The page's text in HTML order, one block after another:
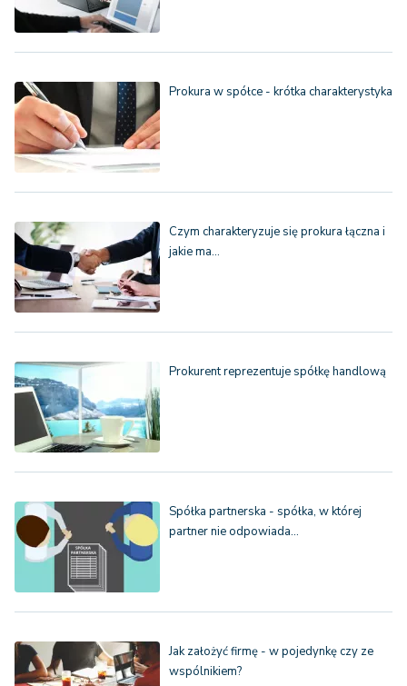
Prokura w spółce - krótka charakterystyka
Czym charakteryzuje się prokura łączna i
jakie ma…
Prokurent reprezentuje spółkę handlową
Spółka partnerska - spółka, w której
partner nie odpowiada…
Jak założyć firmę - w pojedynkę czy ze
wspólnikiem?